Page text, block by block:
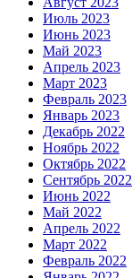
Июль 2023
Июнь 2023
Май 2023
Апрель 2023
Март 2023
Февраль 2023
Январь 2023
Декабрь 2022
Ноябрь 2022
Октябрь 2022
Сентябрь 2022
Июнь 2022
Май 2022
Апрель 2022
Март 2022
Февраль 2022